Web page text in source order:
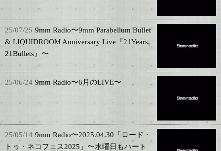
25/07/25 9mm Radio〜9mm Parabellum Bullet
& LIQUIDROOM Anniversary Live『21Years,
21Bullets』〜
25/06/24 9mm Radio〜6月のLIVE〜
25/05/14 9mm Radio〜2025.04.30「ロード・
トゥ・ネコフェス2025」〜水曜日もハート